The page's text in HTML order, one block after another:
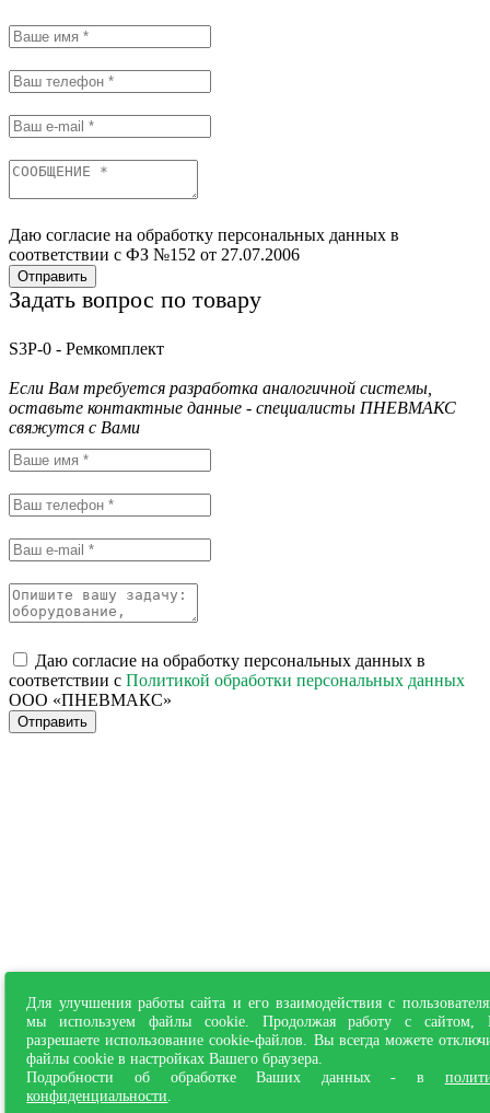
Для улучшения работы сайта и его взаимодействия с
мы используем файлы cookie. Продолжая работу с сайтом,
разрешаете использование cookie-файлов. Вы всегда можете
файлы cookie в настройках Вашего браузера.
Подробности об обработке Ваших данных - в
конфиденциальности
Даю согласие на обработку персональных данных в
соответствии с ФЗ №152 от 27.07.2006
Отправить
Задать вопрос по товару
S3P-0 - Ремкомплект
Если Вам требуется разработка аналогичной системы,
оставьте контактные данные - специалисты ПНЕВМАКС
свяжутся с Вами
Даю согласие на обработку персональных данных в
соответствии с Политикой обработки персональных данных
ООО «ПНЕВМАКС»
Отправить